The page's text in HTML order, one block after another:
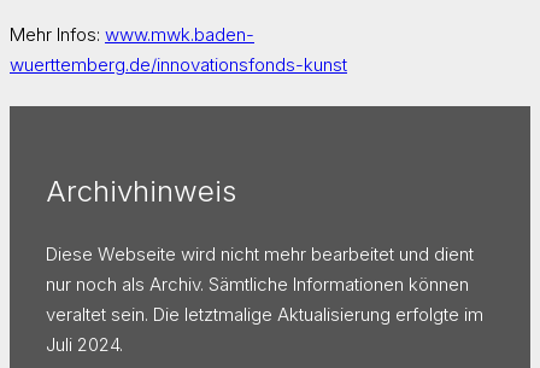
Mehr Infos: www.mwk.baden-
wuerttemberg.de/innovationsfonds-kunst
Archivhinweis
Diese Webseite wird nicht mehr bearbeitet und dient
nur noch als Archiv. Sämtliche Informationen können
veraltet sein. Die letztmalige Aktualisierung erfolgte im
Juli 2024.